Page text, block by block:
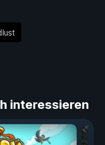
interessieren